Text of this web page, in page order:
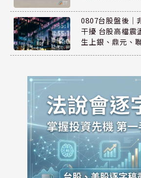
0807台股盤後｜
干擾 台股高檔震
生上銀、鼎元、